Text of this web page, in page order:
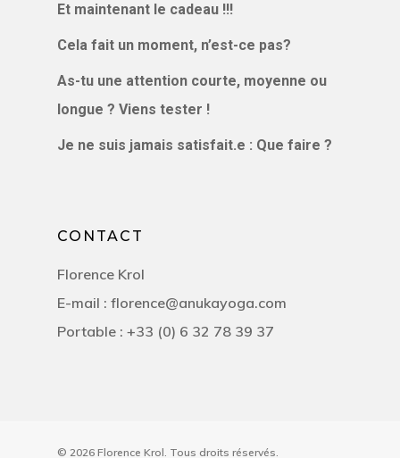
Et maintenant le cadeau !!!
Cela fait un moment, n’est-ce pas?
As-tu une attention courte, moyenne ou
longue ? Viens tester !
Je ne suis jamais satisfait.e : Que faire ?
CONTACT
Florence Krol
E-mail : florence@anukayoga.com
Portable : +33 (0) 6 32 78 39 37
© 2026 Florence Krol. Tous droits réservés.